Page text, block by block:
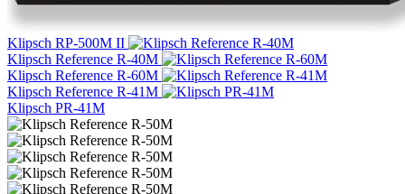
Klipsch RP-500M II
Klipsch Reference R-40M
Klipsch Reference R-60M
Klipsch Reference R-41M
Klipsch PR-41M